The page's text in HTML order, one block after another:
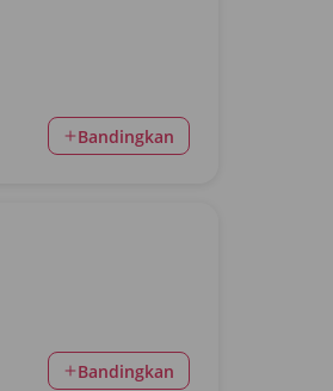
Bandingkan
Bandingkan